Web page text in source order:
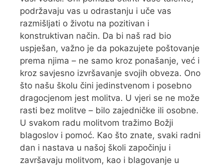
podržavaju vas u odrastanju i uče vas
razmišljati o životu na pozitivan i
konstruktivan način. Da bi naš rad bio
uspješan, važno je da pokazujete poštovanje
prema njima – ne samo kroz ponašanje, već i
kroz savjesno izvršavanje svojih obveza. Ono
što našu školu čini jedinstvenom i posebno
dragocjenom jest molitva. U vjeri se ne može
rasti bez molitve – bilo zajedničke ili osobne.
U svakom radu molitvom tražimo Božji
blagoslov i pomoć. Kao što znate, svaki radni
dan i nastava u našoj školi započinju i
završavaju molitvom, kao i blagovanje u